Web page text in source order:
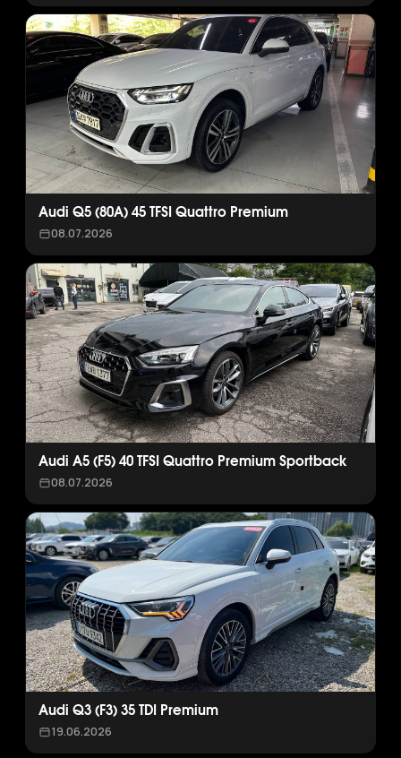
Audi Q5 (80A) 45 TFSI Quattro Premium
08.07.2026
Audi A5 (F5) 40 TFSI Quattro Premium Sportback
08.07.2026
Audi Q3 (F3) 35 TDI Premium
19.06.2026